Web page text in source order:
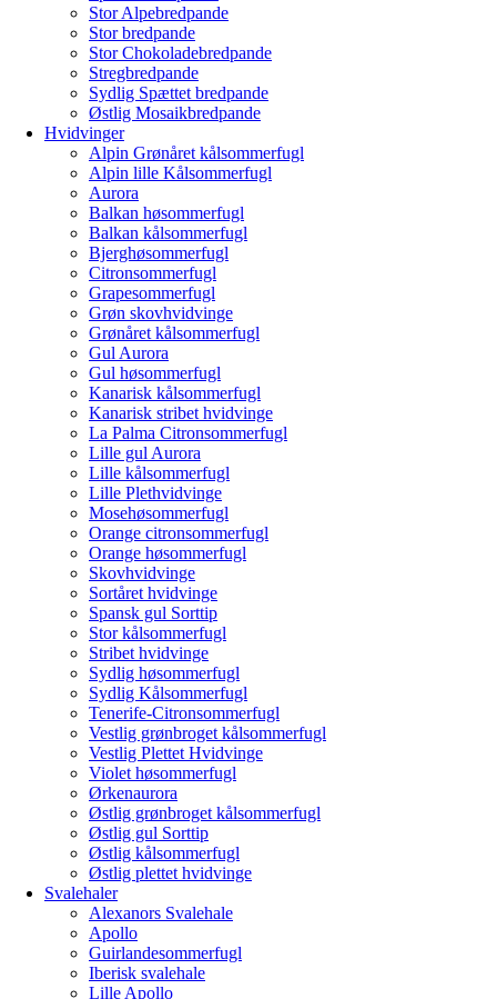
Stor Alpebredpande
Stor bredpande
Stor Chokoladebredpande
Stregbredpande
Sydlig Spættet bredpande
Østlig Mosaikbredpande
Hvidvinger
Alpin Grønåret kålsommerfugl
Alpin lille Kålsommerfugl
Aurora
Balkan høsommerfugl
Balkan kålsommerfugl
Bjerghøsommerfugl
Citronsommerfugl
Grapesommerfugl
Grøn skovhvidvinge
Grønåret kålsommerfugl
Gul Aurora
Gul høsommerfugl
Kanarisk kålsommerfugl
Kanarisk stribet hvidvinge
La Palma Citronsommerfugl
Lille gul Aurora
Lille kålsommerfugl
Lille Plethvidvinge
Mosehøsommerfugl
Orange citronsommerfugl
Orange høsommerfugl
Skovhvidvinge
Sortåret hvidvinge
Spansk gul Sorttip
Stor kålsommerfugl
Stribet hvidvinge
Sydlig høsommerfugl
Sydlig Kålsommerfugl
Tenerife-Citronsommerfugl
Vestlig grønbroget kålsommerfugl
Vestlig Plettet Hvidvinge
Violet høsommerfugl
Ørkenaurora
Østlig grønbroget kålsommerfugl
Østlig gul Sorttip
Østlig kålsommerfugl
Østlig plettet hvidvinge
Svalehaler
Alexanors Svalehale
Apollo
Guirlandesommerfugl
Iberisk svalehale
Lille Apollo